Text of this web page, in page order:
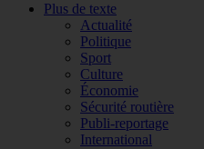
Plus de texte
Actualité
Politique
Sport
Culture
Économie
Sécurité routière
Publi-reportage
International